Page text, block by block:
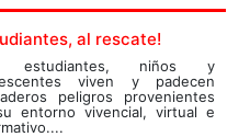
al rescate!
estudiantes, niños y
viven y padecen
peligros provenientes
entorno vivencial, virtual e